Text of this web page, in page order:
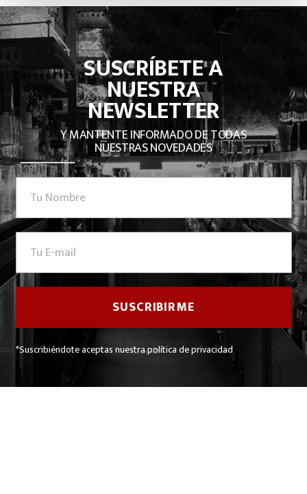
SUSCRÍBETE A
NUESTRA
NEWSLETTER
Y MANTENTE INFORMADO DE TODAS
NUESTRAS NOVEDADES
*Suscribiéndote aceptas nuestra política de privacidad